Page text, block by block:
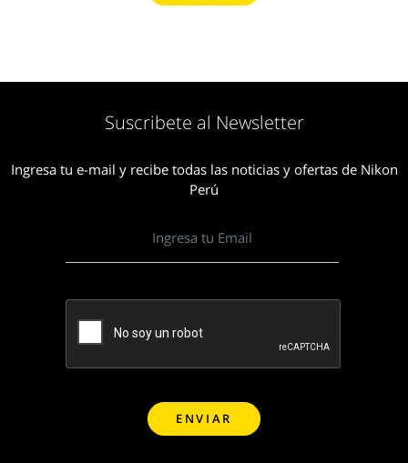
Suscribete al Newsletter
Ingresa tu e-mail y recibe todas las noticias y ofertas de Nikon
Perú